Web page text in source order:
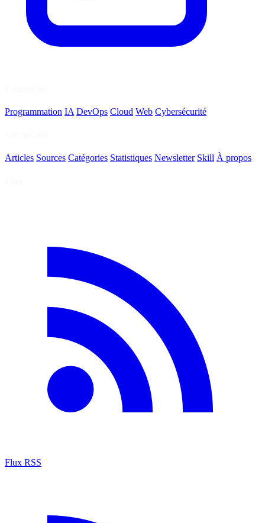
Programmation IA DevOps Cloud Web Cybersécurité
Articles Sources Catégories Statistiques Newsletter Skill À propos
Flux RSS